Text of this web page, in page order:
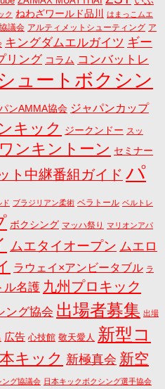
ク ねわざワールド品川 はまっこムエ
議会 アルティメットシューティング ア
キングダムエルガイツ ギー
リング コラム コンバットレ
ュートボクシン
ンAMMA協会 ジャパンカップ
キック ジークンドー スッ
ンキントーン セミナー
ト中継番組ガイド パ
ド ブラジリアン柔術 ベラトール ベルトレ
ボクシング マッハ祭り マリオンアパ
ムエタイオープン ムエロ
ラウェイ×アンビータブル ラ
ル名護 九州プロキック
ング協会 出場者募集 出場
広告 心技館 敬天愛人 新型コ
キック 新極真会 新空
ング協議会 日本キックボクシング選手協会